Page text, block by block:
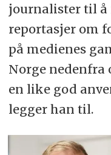
journalister til å
reportasjer om
på medienes
Norge nedenfra
en like god
legger han til.